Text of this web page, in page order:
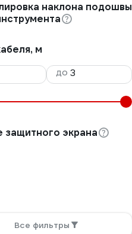
наклона подошвы
м
до
защитного экрана
Все фильтры